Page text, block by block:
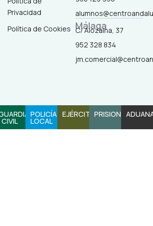
Privacidad
Política de Cookies Málaga
C/ Alozaina, 37
952 328 834
CIVIL
POLICÍA
LOCAL
EJÉRCITOPRISIONES